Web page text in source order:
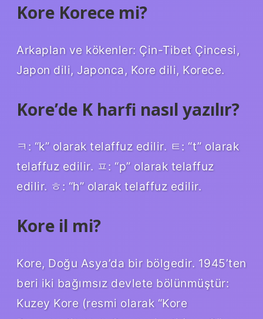
Kore Korece mi?
Arkaplan ve kökenler: Çin-Tibet Çincesi,
Japon dili, Japonca, Kore dili, Korece.
Kore’de K harfi nasıl yazılır?
ㅋ: “k” olarak telaffuz edilir. ㅌ: “t” olarak
telaffuz edilir. ㅍ: “p” olarak telaffuz
edilir. ㅎ: “h” olarak telaffuz edilir.
Kore il mi?
Kore, Doğu Asya’da bir bölgedir. 1945’ten
beri iki bağımsız devlete bölünmüştür:
Kuzey Kore (resmi olarak “Kore